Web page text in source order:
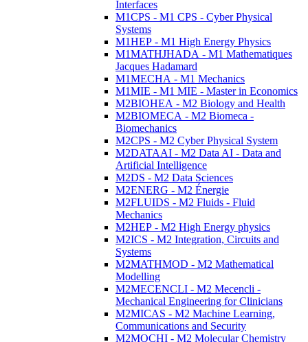
Interfaces
M1CPS - M1 CPS - Cyber Physical
Systems
M1HEP - M1 High Energy Physics
M1MATHJHADA - M1 Mathematiques
Jacques Hadamard
M1MECHA - M1 Mechanics
M1MIE - M1 MIE - Master in Economics
M2BIOHEA - M2 Biology and Health
M2BIOMECA - M2 Biomeca -
Biomechanics
M2CPS - M2 Cyber Physical System
M2DATAAI - M2 Data AI - Data and
Artificial Intelligence
M2DS - M2 Data Sciences
M2ENERG - M2 Énergie
M2FLUIDS - M2 Fluids - Fluid
Mechanics
M2HEP - M2 High Energy physics
M2ICS - M2 Integration, Circuits and
Systems
M2MATHMOD - M2 Mathematical
Modelling
M2MECENCLI - M2 Mecencli -
Mechanical Engineering for Clinicians
M2MICAS - M2 Machine Learning,
Communications and Security
M2MOCHI - M2 Molecular Chemistry